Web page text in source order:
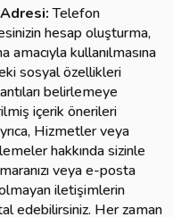
Telefon
hesap oluşturma,
kullanılmasına
sosyal özellikleri
belirlemeye
içerik önerileri
Hizmetler veya
hakkında sizinle
veya e-posta
iletişimlerin
edebilirsiniz. Her zaman